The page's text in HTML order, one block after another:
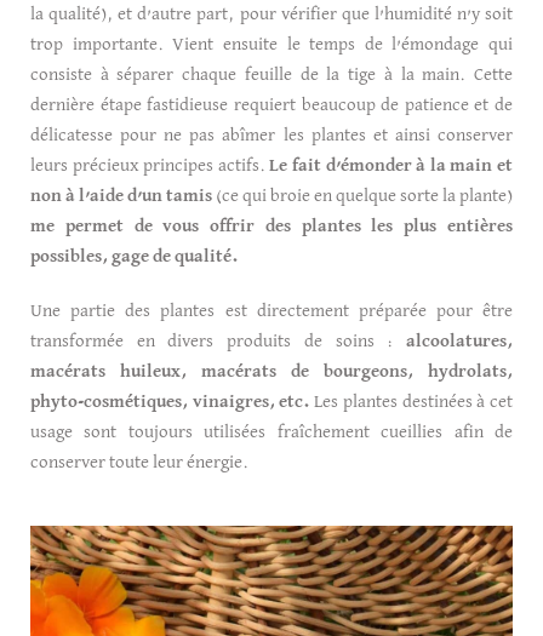
la qualité), et d’autre part, pour vérifier que l’humidité n’y soit
trop importante. Vient ensuite le temps de l’émondage qui
consiste à séparer chaque feuille de la tige à la main. Cette
dernière étape fastidieuse requiert beaucoup de patience et de
délicatesse pour ne pas abîmer les plantes et ainsi conserver
leurs précieux principes actifs.Le fait d’émonder à la main et
non à l’aide d’un tamis (ce qui broie en quelque sorte la plante)
me permet de vous offrir des plantes les plus entières
possibles, gage de qualité.
Une partie des plantes est directement préparée pour être
transformée en divers produits de soins : alcoolatures,
macérats huileux, macérats de bourgeons, hydrolats,
phyto-cosmétiques, vinaigres, etc. Les plantes destinées à cet
usage sont toujours utilisées fraîchement cueillies afin de
conserver toute leur énergie.